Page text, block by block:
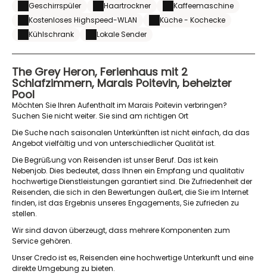
Geschirrspüler
Haartrockner
Kaffeemaschine
Kostenloses Highspeed-WLAN
Küche - Kochecke
Kühlschrank
Lokale Sender
The Grey Heron, Ferienhaus mit 2
Schlafzimmern, Marais Poitevin, beheizter
Pool
Möchten Sie Ihren Aufenthalt im Marais Poitevin verbringen?
Suchen Sie nicht weiter. Sie sind am richtigen Ort
Die Suche nach saisonalen Unterkünften ist nicht einfach, da das
Angebot vielfältig und von unterschiedlicher Qualität ist.
Die Begrüßung von Reisenden ist unser Beruf. Das ist kein
Nebenjob. Dies bedeutet, dass Ihnen ein Empfang und qualitativ
hochwertige Dienstleistungen garantiert sind. Die Zufriedenheit der
Reisenden, die sich in den Bewertungen äußert, die Sie im Internet
finden, ist das Ergebnis unseres Engagements, Sie zufrieden zu
stellen.
Wir sind davon überzeugt, dass mehrere Komponenten zum
Service gehören.
Unser Credo ist es, Reisenden eine hochwertige Unterkunft und eine
direkte Umgebung zu bieten.